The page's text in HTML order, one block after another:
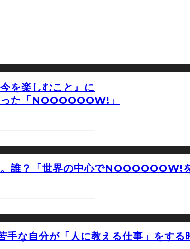
を楽しむこと』に
た「NOOOOOOW!」
誰？「世界の中心でNOOOOOOW!を
手な自分が「人に教える仕事」をす